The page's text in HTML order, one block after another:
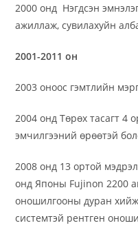
2000 онд Нэгдсэн
ажиллаж, сувилахуйн
2001-2011 он
2003 оноос гэмтлийн
2004 онд Төрөх тасагт 4
эмчилгээний өрөөтэй
2008 онд 13 ортой
онд Японы Fujinon 2200
оношилгооны дуран хийж
системтэй рентген